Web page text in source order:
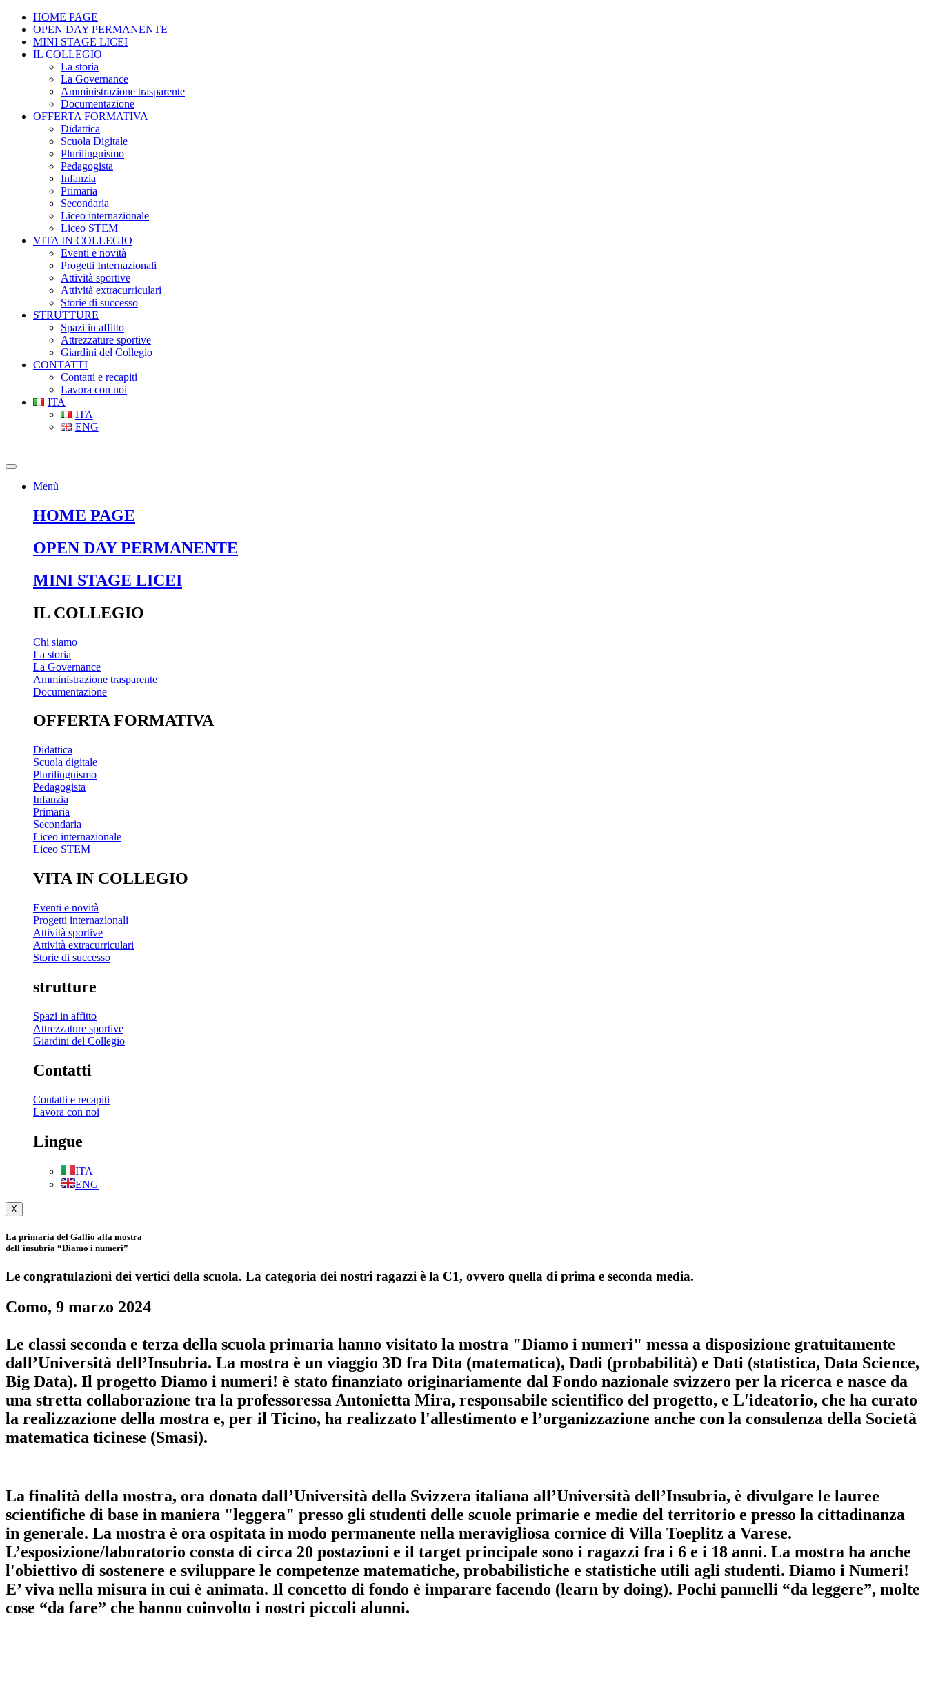
HOME PAGE
OPEN DAY PERMANENTE
MINI STAGE LICEI
IL COLLEGIO
La storia
La Governance
Amministrazione trasparente
Documentazione
OFFERTA FORMATIVA
Didattica
Scuola Digitale
Plurilinguismo
Pedagogista
Infanzia
Primaria
Secondaria
Liceo internazionale
Liceo STEM
VITA IN COLLEGIO
Eventi e novità
Progetti Internazionali
Attività sportive
Attività extracurriculari
Storie di successo
STRUTTURE
Spazi in affitto
Attrezzature sportive
Giardini del Collegio
CONTATTI
Contatti e recapiti
Lavora con noi
ITA
ITA
ENG
Menù
HOME PAGE
OPEN DAY PERMANENTE
MINI STAGE LICEI
IL COLLEGIO
Chi siamo
La storia
La Governance
Amministrazione trasparente
Documentazione
OFFERTA FORMATIVA
Didattica
Scuola digitale
Plurilinguismo
Pedagogista
Infanzia
Primaria
Secondaria
Liceo internazionale
Liceo STEM
VITA IN COLLEGIO
Eventi e novità
Progetti internazionali
Attività sportive
Attività extracurriculari
Storie di successo
strutture
Spazi in affitto
Attrezzature sportive
Giardini del Collegio
Contatti
Contatti e recapiti
Lavora con noi
Lingue
ITA
ENG
X
La primaria del Gallio alla mostra
dell'insubria “Diamo i numeri”
Le congratulazioni dei vertici della scuola. La categoria dei nostri ragazzi è la C1, ovvero quella di prima e seconda media.
Como, 9 marzo 2024
Le classi seconda e terza della scuola primaria hanno visitato la mostra "Diamo i numeri" messa a disposizione gratuitamente
dall’Università dell’Insubria. La mostra è un viaggio 3D fra Dita (matematica), Dadi (probabilità) e Dati (statistica, Data Science,
Big Data). Il progetto Diamo i numeri! è stato finanziato originariamente dal Fondo nazionale svizzero per la ricerca e nasce da
una stretta collaborazione tra la professoressa Antonietta Mira, responsabile scientifico del progetto, e L'ideatorio, che ha curato
la realizzazione della mostra e, per il Ticino, ha realizzato l'allestimento e l’organizzazione anche con la consulenza della Società
matematica ticinese (Smasi).
La finalità della mostra, ora donata dall’Università della Svizzera italiana all’Università dell’Insubria, è divulgare le lauree
scientifiche di base in maniera "leggera" presso gli studenti delle scuole primarie e medie del territorio e presso la cittadinanza
in generale. La mostra è ora ospitata in modo permanente nella meravigliosa cornice di Villa Toeplitz a Varese.
L’esposizione/laboratorio consta di circa 20 postazioni e il target principale sono i ragazzi fra i 6 e i 18 anni. La mostra ha anche
l'obiettivo di sostenere e sviluppare le competenze matematiche, probabilistiche e statistiche utili agli studenti. Diamo i Numeri!
E’ viva nella misura in cui è animata. Il concetto di fondo è imparare facendo (learn by doing). Pochi pannelli “da leggere”, molte
cose “da fare” che hanno coinvolto i nostri piccoli alunni.